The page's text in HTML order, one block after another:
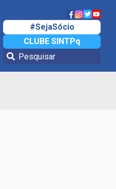
#SejaSócio
CLUBE SINTPq